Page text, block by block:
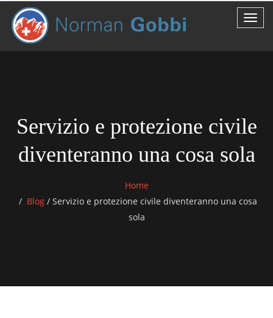
Servizio e protezione civile
diventeranno una cosa sola
Home
Blog / Servizio e protezione civile diventeranno una cosa
sola